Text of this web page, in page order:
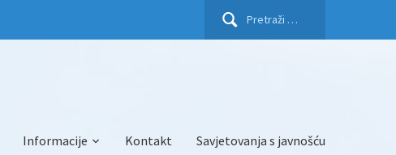
Pretraži:
Informacije Kontakt Savjetovanja s javnošću